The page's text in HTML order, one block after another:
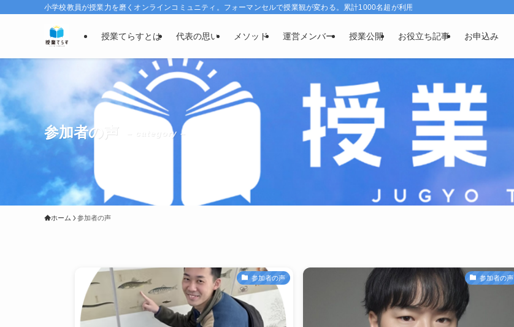
小学校教員が授業力を磨くオンラインコミュニティ。フォーマンセルで授業観が変わる。累計1000名超が利用、効果実感96％。
授業てらすとは 代表の思い メソッド 運営メンバー 授業公開 お役立ち記事 お申込み
参加者の声 – category –
ホーム 参加者の声
参加者の声 参加者の声